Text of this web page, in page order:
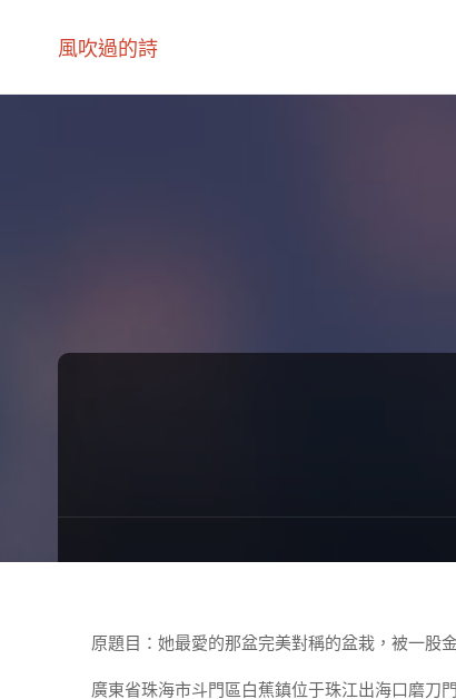
風吹過的詩
原題目：她最愛的那盆完美對稱的盆栽，被一股
廣東省珠海市斗門區白蕉鎮位于珠江出海口磨刀